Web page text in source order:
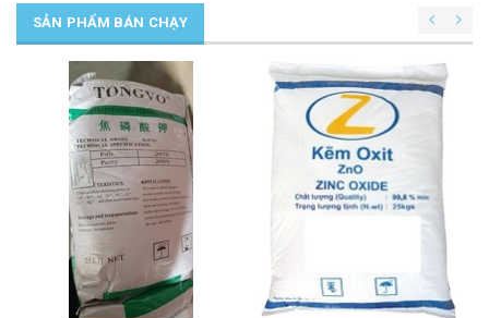
SẢN PHẨM BÁN CHẠY